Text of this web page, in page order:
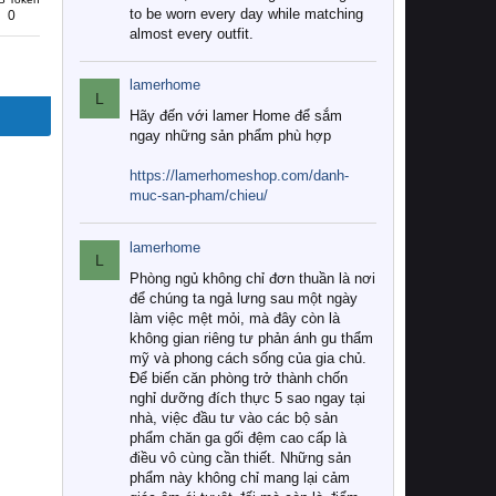
0
to be worn every day while matching
almost every outfit.
L
lamerhome
Hãy đến với lamer Home để sắm
ngay những sản phẩm phù hợp
https://lamerhomeshop.com/danh-
muc-san-pham/chieu/
L
lamerhome
Phòng ngủ không chỉ đơn thuần là nơi
để chúng ta ngả lưng sau một ngày
làm việc mệt mỏi, mà đây còn là
không gian riêng tư phản ánh gu thẩm
mỹ và phong cách sống của gia chủ.
Để biến căn phòng trở thành chốn
nghỉ dưỡng đích thực 5 sao ngay tại
nhà, việc đầu tư vào các bộ sản
phẩm chăn ga gối đệm cao cấp là
điều vô cùng cần thiết. Những sản
phẩm này không chỉ mang lại cảm